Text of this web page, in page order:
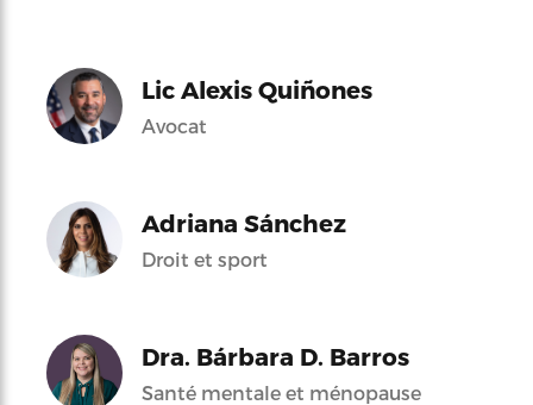
Lic Alexis Quiñones
Avocat
Adriana Sánchez
Droit et sport
Dra. Bárbara D. Barros
Santé mentale et ménopause